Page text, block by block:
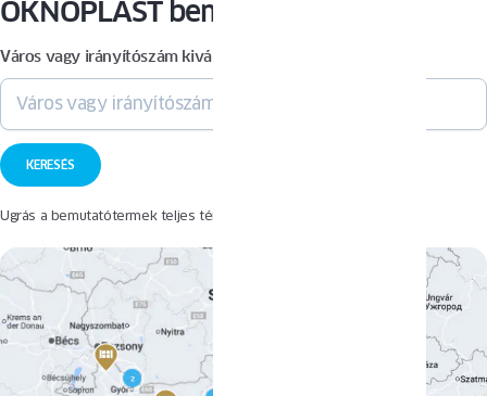
OKNOPLAST bemutatótermet
Város vagy irányítószám kiválasztása
Ugrás a bemutatótermek teljes térképéhez